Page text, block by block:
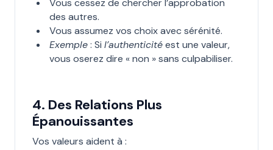
des autres.
Vous assumez vos choix avec sérénité.
Exemple: Si l’authenticitéest une valeur,
vous oserez dire « non » sans culpabiliser.
4. Des Relations Plus
Épanouissantes
Vos valeurs aident à :